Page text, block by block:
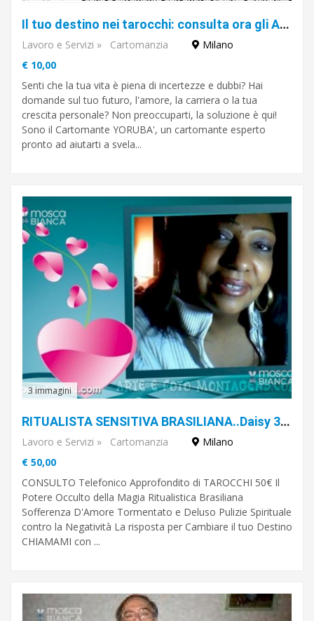
Il tuo destino nei tarocchi: consulta ora gli Arcani Maggiori del Cartomante Yorubà
Lavoro e Servizi » Cartomanzia
Milano
€ 10,00
Senti che la tua vita è piena di incertezze e dubbi? Hai
domande sul tuo futuro, l'amore, la carriera o la tua
crescita personale? Non preoccuparti, la soluzione è qui!
Sono il Cartomante YORUBA', un cartomante esperto
pronto ad aiutarti a svela...
3 immagini
RITUALISTA SENSITIVA BRASILIANA..Daisy 3488430460
Lavoro e Servizi » Cartomanzia
Milano
€ 50,00
CONSULTO Telefonico Approfondito di TAROCCHI 50€ Il
Potere Occulto della Magia Ritualistica Brasiliana
Sofferenza D'Amore Tormentato e Deluso Pulizie Spirituale
contro la Negatività La risposta per Cambiare il tuo Destino
CHIAMAMI con ...